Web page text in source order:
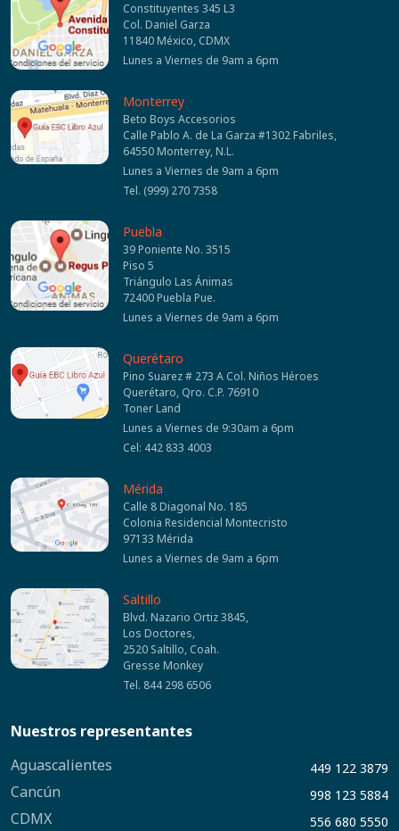
Constituyentes 345 L3
Col. Daniel Garza
11840 México, CDMX
Lunes a Viernes de 9am a 6pm
Monterrey
Beto Boys Accesorios
Calle Pablo A. de La Garza #1302 Fabriles,
64550 Monterrey, N.L.
Lunes a Viernes de 9am a 6pm
Tel. (999) 270 7358
Puebla
39 Poniente No. 3515
Piso 5
Triángulo Las Ánimas
72400 Puebla Pue.
Lunes a Viernes de 9am a 6pm
Querétaro
Pino Suarez # 273 A Col. Niños Héroes
Querétaro, Qro. C.P. 76910
Toner Land
Lunes a Viernes de 9:30am a 6pm
Cel: 442 833 4003
Mérida
Calle 8 Diagonal No. 185
Colonia Residencial Montecristo
97133 Mérida
Lunes a Viernes de 9am a 6pm
Saltillo
Blvd. Nazario Ortiz 3845,
Los Doctores,
2520 Saltillo, Coah.
Gresse Monkey
Tel. 844 298 6506
Nuestros representantes
Aguascalientes
449 122 3879
Cancún 998 123 5884
CDMX 556 680 5550